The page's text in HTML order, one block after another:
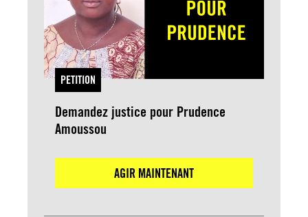
PETITION
Demandez justice pour Prudence
Amoussou
AGIR MAINTENANT